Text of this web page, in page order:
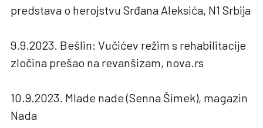
predstava o herojstvu Srđana Aleksića, N1 Srbija
9.9.2023. Bešlin: Vučićev režim s rehabilitacije
zločina prešao na revanšizam, nova.rs
10.9.2023. Mlade nade (Senna Šimek), magazin
Nada